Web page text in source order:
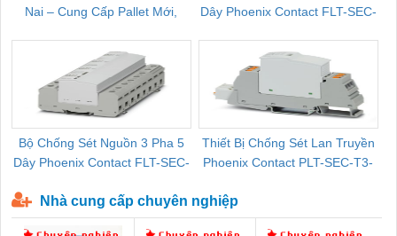
Nai – Cung Cấp Pallet Mới,
Dây Phoenix Contact FLT-SEC-
Bộ Chống Sét Nguồn 3 Pha 5
Dây Phoenix Contact FLT-SEC-
Thiết Bị Chống Sét Lan Truyền
Phoenix Contact PLT-SEC-T3-
Nhà cung cấp chuyên nghiệp